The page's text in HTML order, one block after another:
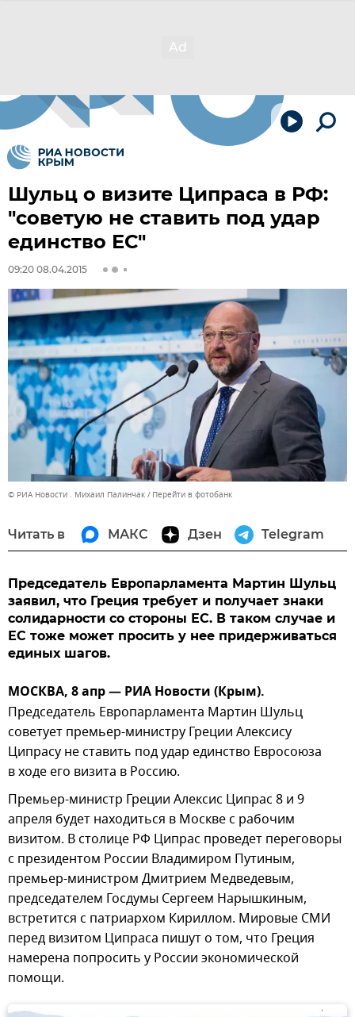
Шульц о визите Ципраса в РФ:
"советую не ставить под удар
единство ЕС"
09:20 08.04.2015
© РИА Новости . Михаил Палинчак Перейти в фотобанк
Читать в МАКС Дзен Telegram
Председатель Европарламента Мартин Шульц
заявил, что Греция требует и получает знаки
солидарности со стороны ЕС. В таком случае и
ЕС тоже может просить у нее придерживаться
единых шагов.
МОСКВА, 8 апр — РИА Новости (Крым).
Председатель Европарламента Мартин Шульц
советует премьер-министру Греции Алексису
Ципрасу не ставить под удар единство Евросоюза
в ходе его визита в Россию.
Премьер-министр Греции Алексис Ципрас 8 и 9
апреля будет находиться в Москве с рабочим
визитом. В столице РФ Ципрас проведет переговоры
с президентом России Владимиром Путиным,
премьер-министром Дмитрием Медведевым,
председателем Госдумы Сергеем Нарышкиным,
встретится с патриархом Кириллом. Мировые СМИ
перед визитом Ципраса пишут о том, что Греция
намерена попросить у России экономической
помощи.